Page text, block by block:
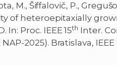
M., Šiffalovič, P.,
of heteroepitaxially
In: Proc. IEEE 15th Inter.
2025). Bratislava,